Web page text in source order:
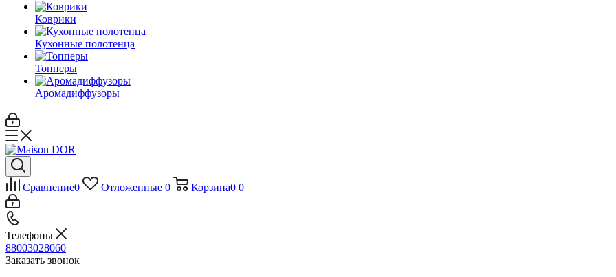
Коврики
Кухонные полотенца
Топперы
Аромадиффузоры
Сравнение0 Отложенные 0 Корзина0 0
Телефоны
88003028060
Заказать звонок